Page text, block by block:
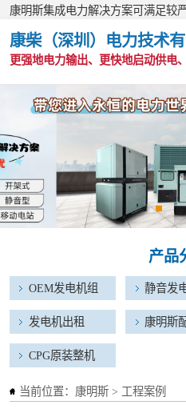
康柴（深圳）电力技术
当前位置： 康明斯 > 工程案例
产品
OEM发电机组 静音发
发电机出租 康明斯
CPG原装整机
OEM发电机组
静音发电机组
移动电站
发电机出租
维护保养耗材
CPG原装整机